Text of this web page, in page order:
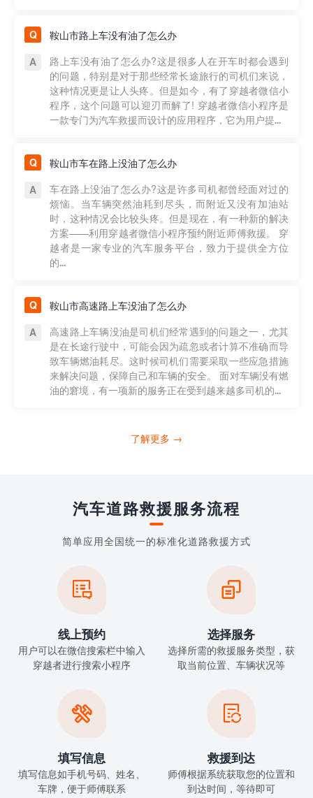
鞍山市路上车没有油了怎么办
路上车没有油了怎么办?这是很多人在开车时都会遇到
的问题，特别是对于那些经常长途旅行的司机们来说，
这种情况更是让人头疼。但是如今，有了穿越者微信小
程序，这个问题可以迎刃而解了! 穿越者微信小程序是
一款专门为汽车救援而设计的应用程序，它为用户提...
鞍山市车在路上没油了怎么办
车在路上没油了怎么办?这是许多司机都曾经面对过的
烦恼。当车辆突然油耗到尽头，而附近又没有加油站
时，这种情况会比较头疼。但是现在，有一种新的解决
方案——利用穿越者微信小程序预约附近师傅救援。 穿
越者是一家专业的汽车服务平台，致力于提供全方位
的...
鞍山市高速路上车没油了怎么办
高速路上车辆没油是司机们经常遇到的问题之一，尤其
是在长途行驶中，可能会因为疏忽或者计算不准确而导
致车辆燃油耗尽。这时候司机们需要采取一些应急措施
来解决问题，保障自己和车辆的安全。 面对车辆没有燃
油的窘境，有一项新的服务正在受到越来越多司机的...
了解更多 →
汽车道路救援服务流程
简单应用全国统一的标准化道路救援方式

线上预约
用户可以在微信搜索栏中输入
穿越者进行搜索小程序

选择服务
选择所需的救援服务类型，获
取当前位置、车辆状况等

填写信息
填写信息如手机号码、姓名、
车牌，便于师傅联系

救援到达
师傅根据系统获取您的位置和
到达时间，等待即可